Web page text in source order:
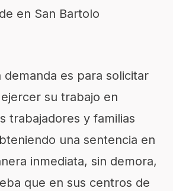
en San Bartolo
demanda es para solicitar
su trabajo en
trabajadores y familias
una sentencia en
inmediata, sin demora,
que en sus centros de